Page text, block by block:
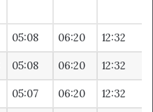
05:08 06:20 12:32
05:08 06:20 12:32
05:07 06:20 12:32